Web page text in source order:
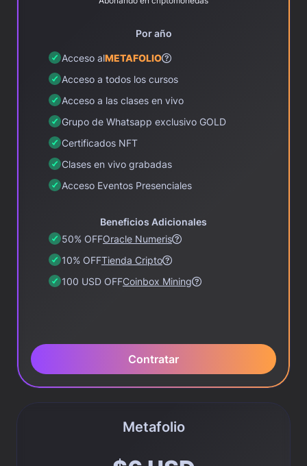
Metafolio
Por año
Acceso alMETAFOLIO
Acceso a todos los cursos
Acceso a las clases en vivo
Grupo de Whatsapp exclusivo GOLD
Certificados NFT
Clases en vivo grabadas
Acceso Eventos Presenciales
Beneficios Adicionales
50% OFFOracle Numeris
10% OFFTienda Cripto
100 USD OFFCoinbox Mining
Contratar